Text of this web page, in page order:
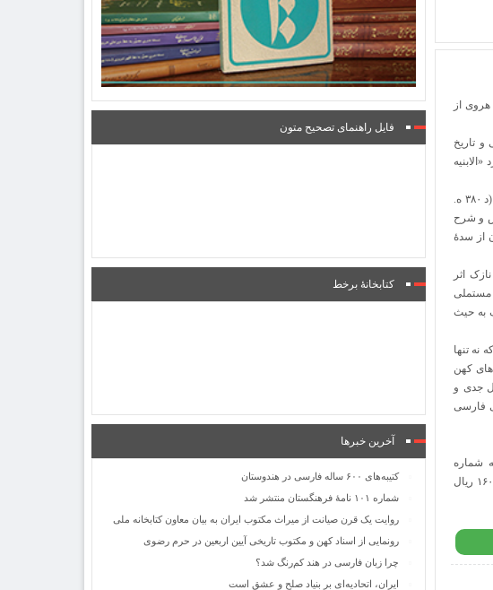
از
و تاریخ
مؤلف این اثر ابوابراهیم اسماعیل بن محمد مستملی بخاری است. اسمعیل مستملی بخاری بی‌تردید از زمره پَس روان محمد کلابادی بخاری (د ۳۸۰ ه.
و شرح
از سدۀ
اثر
مستملی
به حیث
نه تنها
کهن
جدی و
فارسی
شماره
N.M.1959.207 موزه ملی پاکستان (کراچی) کتابت ۴۷۳ ه با مقدمه و یادداشت دکتر نجیب مایل هروی در شمارگان ۲۰۰ نسخه و به بهای ۱۶۰۰۰۰ ریال
فایل راهنمای تصحیح متون
کتابخانۀ برخط
آخرین خبرها
کتیبه‌های ۶۰۰ ساله فارسی در هندوستان
شماره ۱۰۱ نامۀ فرهنگستان منتشر شد
روایت یک قرن صیانت از میراث مکتوب ایران به بیان معاون کتابخانه ملی
رونمایی از اسناد کهن و مکتوب تاریخی آیین اربعین در حرم رضوی
چرا زبان فارسی در هند کم‌رنگ شد؟
ایران، اتحادیه‌ای بر بنیاد صلح و عشق است